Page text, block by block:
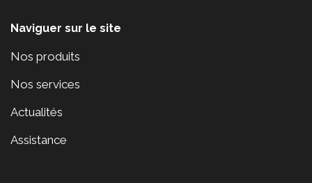
Naviguer sur le site
Nos produits
Nos services
Actualités
Assistance